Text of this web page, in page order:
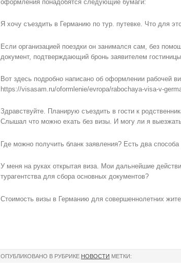
оформления понадобятся следующие бумаги:
Я хочу съездить в Германию по тур. путевке. Что для
Если организацией поездки он занимался сам, без
документ, подтверждающий бронь заявителем гостиницы.
Вот здесь подробно написано об оформлении рабочей
https://visasam.ru/oformlenie/evropa/rabochaya-visa-v-
Здравствуйте. Планирую съездить в гости к
Слышал что можно ехать без визы. И могу ли я
Где можно получить бланк заявления? Есть два способа
У меня на руках открытая виза. Мои дальнейшие
турагентства для сбора основных документов?
Стоимость визы в Германию для совершеннолетних
ОПУБЛИКОВАНО В РУБРИКЕ НОВОСТИ МЕТКИ: